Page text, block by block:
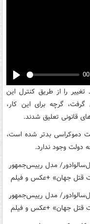
Play
را از طریق کنترل این
گرچه برای این کار،
قانونی تعلیق شدند.
دموکراسی بدتر شده است،
دولت وجود ندارد.